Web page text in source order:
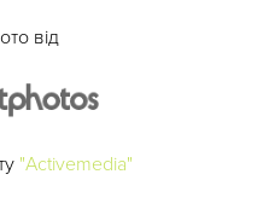
від
"Activemedia"